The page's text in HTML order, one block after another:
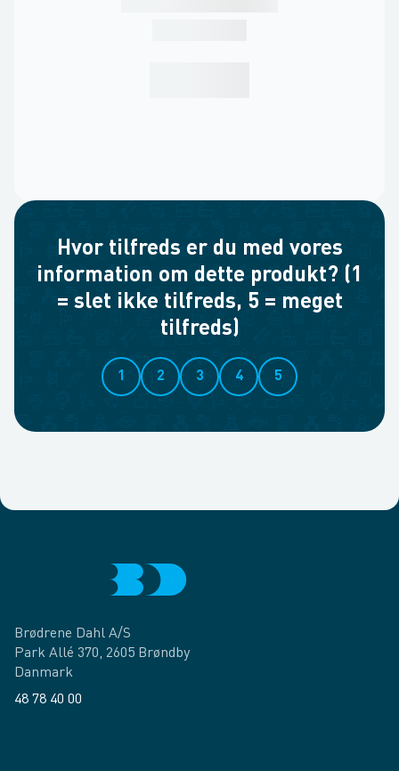
Hvor tilfreds er du med vores
information om dette produkt? (1
= slet ikke tilfreds, 5 = meget
tilfreds)
1 2 3 4 5
Brødrene Dahl A/S
Park Allé 370, 2605 Brøndby
Danmark
48 78 40 00